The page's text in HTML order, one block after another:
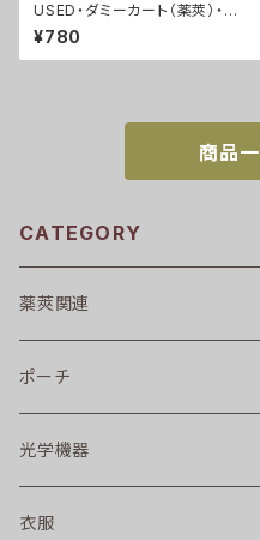
USED・ダミーカート（薬莢）・40
mmグレネードランチャー・ベル
トリングなし(A0072)
¥780
商品
CATEGORY
薬莢関連
ポーチ
光学機器
衣服